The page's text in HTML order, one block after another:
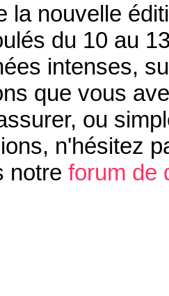
la nouvelle
du 10 au
intenses,
que vous
ou
n'hésitez
notre forum de